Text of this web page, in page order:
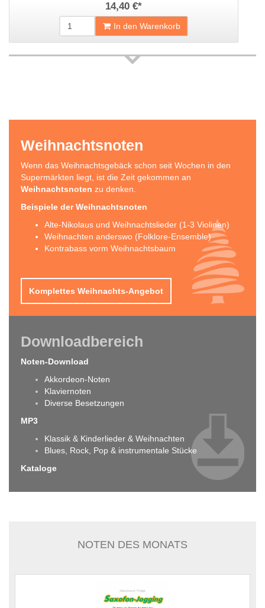
14,40 €*
In den Warenkorb
Weihnachtsnoten
Wenn das Weihnachtsgebäck schon seit Wochen in den
Supermärkten liegt, ist die Zeit gekommen an
Weihnachtsnoten zu denken.
Beispiele der Weihnachtsnoten
Alte-Nikolaus und Weihnachtslieder (1-3 Violinen)
Weihnachten anderswo (Folklore-Ensemble)
Kontrabass vorm Weihnachtsbaum
Komplettes Weihnachts-Angebot
Downloadbereich
Noten-Download
Akkordeon-Noten
Klaviernoten
Diverse Besetzungen
MP3
Klassik & Kinderlieder & Weihnachten
Blues, Rock, Pop & instrumentale Stücke
Kataloge
NOTEN DES MONATS